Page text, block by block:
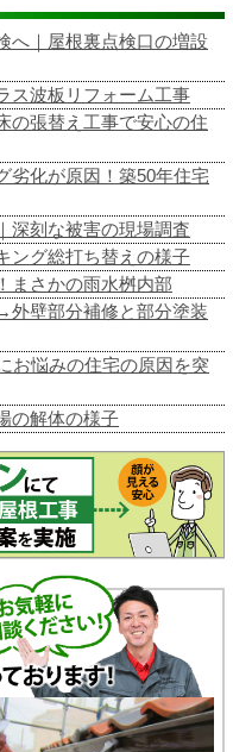
へ｜屋根裏点検口の増設
ス波板リフォーム工事
の張替え工事で安心の住
劣化が原因！築50年住宅
深刻な被害の現場調査
ング総打ち替えの様子
まさかの雨水桝内部
外壁部分補修と部分塗装
お悩みの住宅の原因を突
の解体の様子